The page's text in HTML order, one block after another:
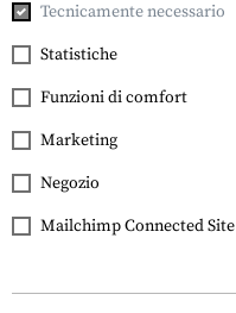
Leapers
QD 25.4mm
Rings Low
Tecnicamente necessario
Statistiche
Funzioni di comfort
Marketing
Negozio
Mailchimp Connected Site